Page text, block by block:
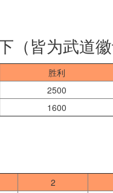
（皆为武道
胜利
2500
1600
2